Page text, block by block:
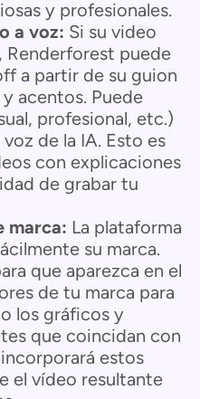
y profesionales.
a voz: Si su video
Renderforest puede
a partir de su guion
acentos. Puede
profesional, etc.)
de la IA. Esto es
con explicaciones
de grabar tu
marca: La plataforma
su marca.
que aparezca en el
de tu marca para
los gráficos y
que coincidan con
estos
el vídeo resultante